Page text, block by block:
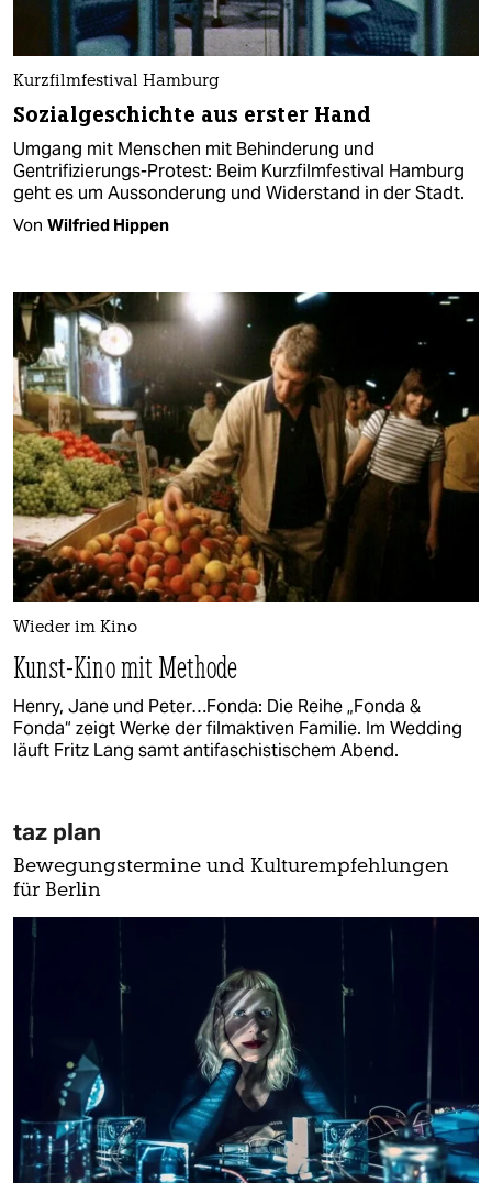
Kurzfilmfestival Hamburg
Sozialgeschichte aus erster Hand
Umgang mit Menschen mit Behinderung und
Gentrifizierungs-Protest: Beim Kurzfilmfestival Hamburg
geht es um Aussonderung und Widerstand in der Stadt.
Von Wilfried Hippen
Wieder im Kino
Kunst-Kino mit Methode
Henry, Jane und Peter…Fonda: Die Reihe „Fonda &
Fonda“ zeigt Werke der filmaktiven Familie. Im Wedding
läuft Fritz Lang samt antifaschistischem Abend.
taz plan
Bewegungstermine und Kulturempfehlungen
für Berlin